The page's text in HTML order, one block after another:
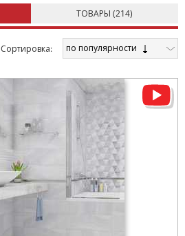
ТОВАРЫ (214)
Cортировка: по популярности